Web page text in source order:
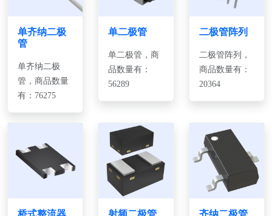
单齐纳二极
管
单齐纳二极
管，商品数量
有：76275
单二极管
单二极管，商
品数量有：
56289
二极管阵列
二极管阵列，
商品数量有：
20364
桥式整流器 射频二极管
齐纳二极管